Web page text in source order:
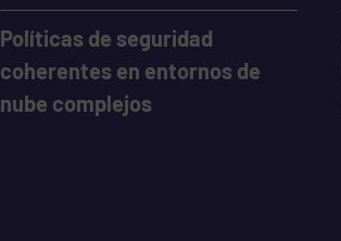
Políticas de seguridad
coherentes en entornos de
nube complejos